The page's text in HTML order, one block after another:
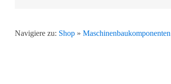
Navigiere zu: Shop» Maschinenbaukomponenten